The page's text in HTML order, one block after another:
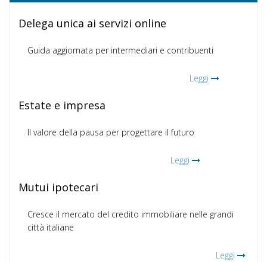
Delega unica ai servizi online
Guida aggiornata per intermediari e contribuenti
Leggi
Estate e impresa
Il valore della pausa per progettare il futuro
Leggi
Mutui ipotecari
Cresce il mercato del credito immobiliare nelle grandi
città italiane
Leggi